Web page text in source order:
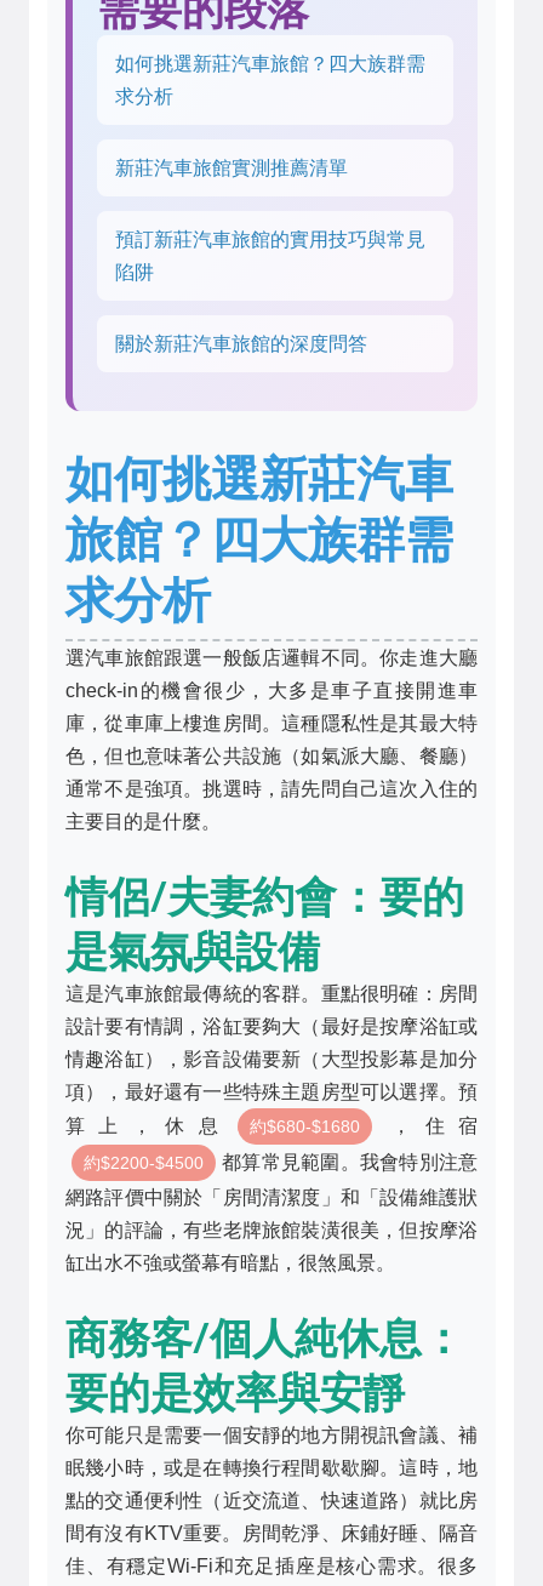
如何挑選新莊汽車旅館？四大族群需
求分析
新莊汽車旅館實測推薦清單
預訂新莊汽車旅館的實用技巧與常見
陷阱
關於新莊汽車旅館的深度問答
如何挑選新莊汽車
旅館？四大族群需
求分析
選汽車旅館跟選一般飯店邏輯不同。你走進大廳
check-in的機會很少，大多是車子直接開進車
庫，從車庫上樓進房間。這種隱私性是其最大特
色，但也意味著公共設施（如氣派大廳、餐廳）
通常不是強項。挑選時，請先問自己這次入住的
主要目的是什麼。
情侶/夫妻約會：要的
是氣氛與設備
這是汽車旅館最傳統的客群。重點很明確：房間
設計要有情調，浴缸要夠大（最好是按摩浴缸或
情趣浴缸），影音設備要新（大型投影幕是加分
項），最好還有一些特殊主題房型可以選擇。預
算上，休息
約$680-$1680 ，住宿
約$2200-$4500
都算常見範圍。我會特別注意
網路評價中關於「房間清潔度」和「設備維護狀
況」的評論，有些老牌旅館裝潢很美，但按摩浴
缸出水不強或螢幕有暗點，很煞風景。
商務客/個人純休息：
要的是效率與安靜
你可能只是需要一個安靜的地方開視訊會議、補
眠幾小時，或是在轉換行程間歇歇腳。這時，地
點的交通便利性（近交流道、快速道路）就比房
間有沒有KTV重要。房間乾淨、床鋪好睡、隔音
佳、有穩定Wi-Fi和充足插座是核心需求。很多